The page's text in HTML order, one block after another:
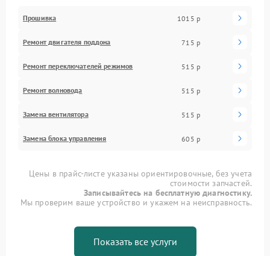
Прошивка 1015 р
Ремонт двигателя поддона 715 р
Ремонт переключателей режимов 515 р
Ремонт волновода 515 р
Замена вентилятора 515 р
Замена блока управления 605 р
Цены в прайс-листе указаны ориентировочные, без учета
стоимости запчастей.
Записывайтесь на бесплатную диагностику.
Мы проверим ваше устройство и укажем на неисправность.
Показать все услуги